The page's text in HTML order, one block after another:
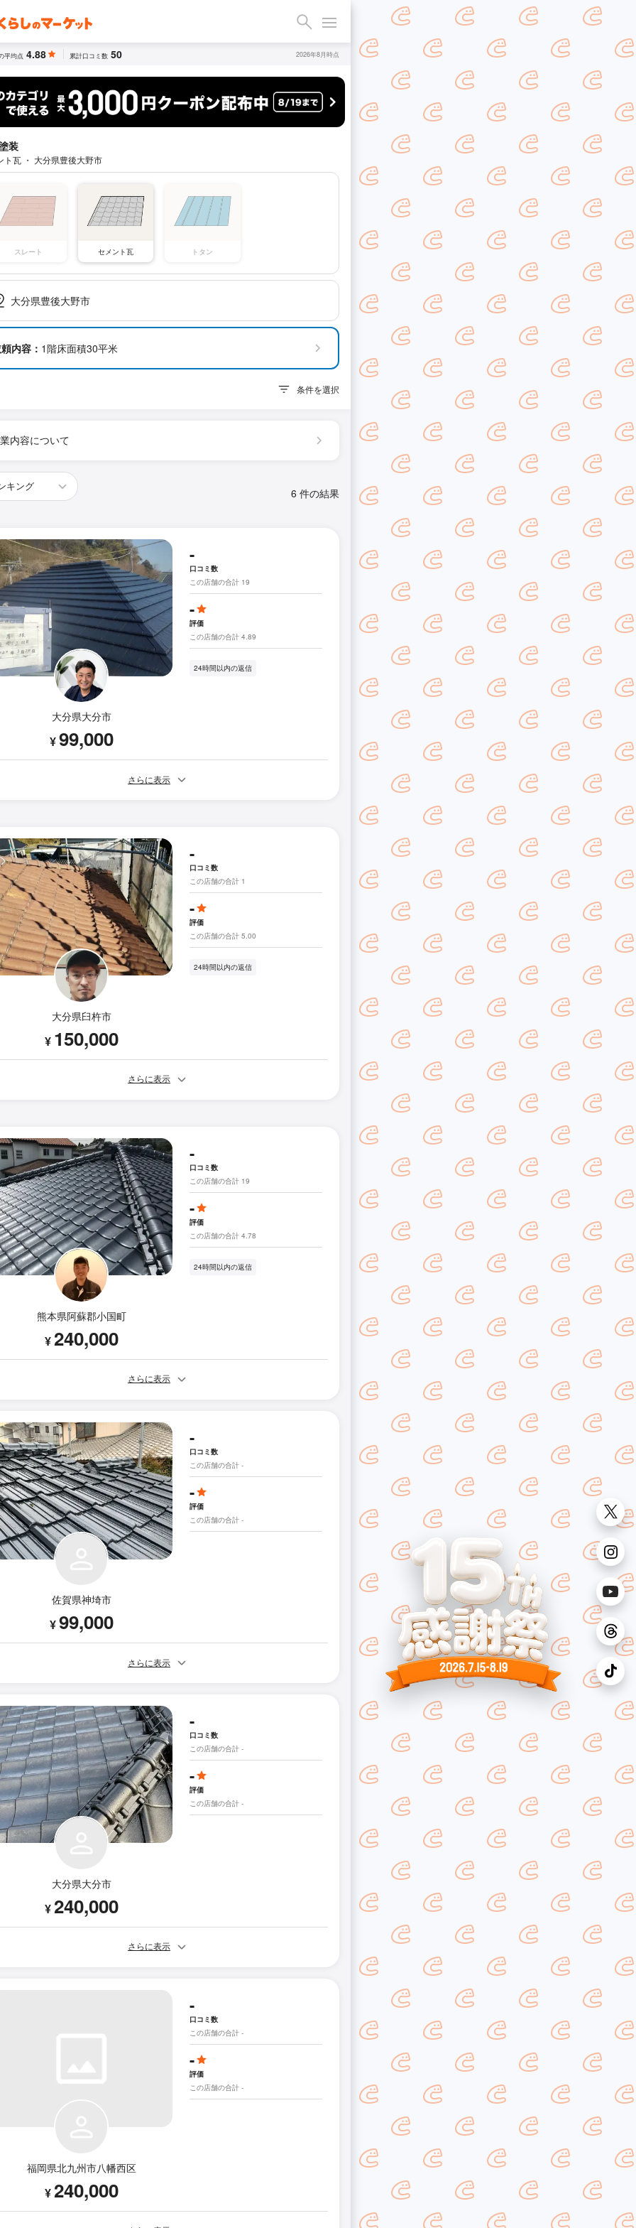
平均点 4.88 累計口コミ数 50 2026年8月時点
装
ト瓦 ・ 大分県豊後大野市
スレート セメント瓦 トタン
大分県豊後大野市
内容： 1階床面積30平米
条件を選択
内容について
6 件の結果
大分県大分市
¥99,000
-
口コミ数
この店舗の合計 19
-
評価
この店舗の合計 4.89
24時間以内の返信
さらに表示
大分県臼杵市
¥ 150,000
-
口コミ数
この店舗の合計 1
-
評価
この店舗の合計 5.00
24時間以内の返信
さらに表示
熊本県阿蘇郡小国町
¥240,000
-
口コミ数
この店舗の合計 19
-
評価
この店舗の合計 4.78
24時間以内の返信
さらに表示
佐賀県神埼市
¥99,000
-
口コミ数
この店舗の合計 -
-
評価
この店舗の合計 -
さらに表示
大分県大分市
¥240,000
-
口コミ数
この店舗の合計 -
-
評価
この店舗の合計 -
さらに表示
福岡県北九州市八幡西区
¥240,000
-
口コミ数
この店舗の合計 -
-
評価
この店舗の合計 -